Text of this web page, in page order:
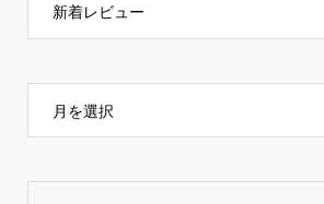
新着レビュー
月を選択